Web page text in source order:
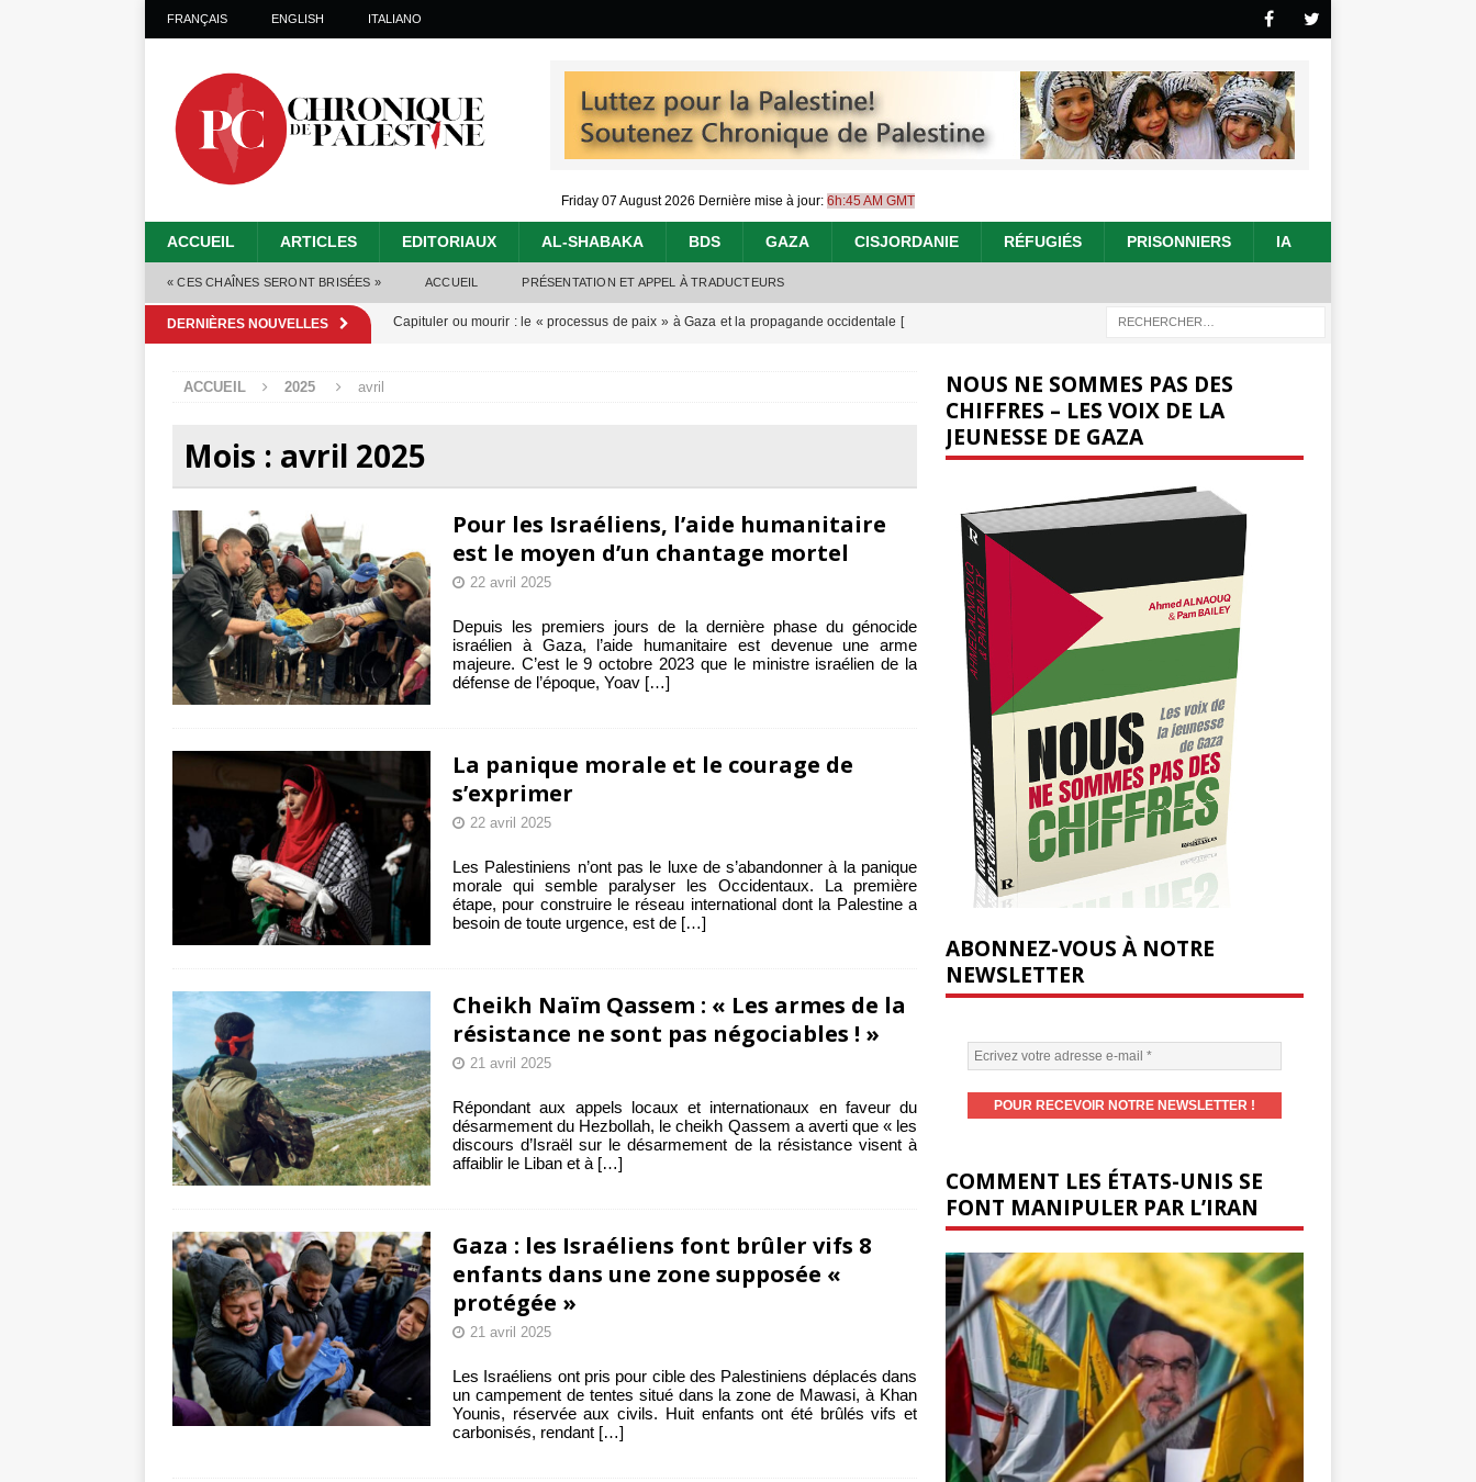
FRANÇAIS ENGLISH ITALIANO
Friday 07 August 2026 Dernière mise à jour: 6h:45 AM GMT
ACCUEIL ARTICLES EDITORIAUX AL-SHABAKA BDS GAZA CISJORDANIE RÉFUGIÉS PRISONNIERS IA
« CES CHAÎNES SERONT BRISÉES » ACCUEIL PRÉSENTATION ET APPEL À TRADUCTEURS
DERNIÈRES NOUVELLES Capituler ou mourir : le « processus de paix » à Gaza et la propagande occidentale [
Alors que Trump annonce un « accord de paix » à Gaza, les Israéliens multiplie les
Gaza : les Israéliens bombardent des entrepôts de médicaments, aggravant ainsi la
crise sanitaire déjà dramatique
ACCUEIL 2025 avril
Mois : avril 2025
Pour les Israéliens, l’aide humanitaire
est le moyen d’un chantage mortel
22 avril 2025
Depuis les premiers jours de la dernière phase du génocide
israélien à Gaza, l’aide humanitaire est devenue une arme
majeure. C’est le 9 octobre 2023 que le ministre israélien de la
défense de l’époque, Yoav […]
La panique morale et le courage de
s’exprimer
22 avril 2025
Les Palestiniens n’ont pas le luxe de s’abandonner à la panique
morale qui semble paralyser les Occidentaux. La première
étape, pour construire le réseau international dont la Palestine a
besoin de toute urgence, est de […]
Cheikh Naïm Qassem : « Les armes de la
résistance ne sont pas négociables ! »
21 avril 2025
Répondant aux appels locaux et internationaux en faveur du
désarmement du Hezbollah, le cheikh Qassem a averti que « les
discours d’Israël sur le désarmement de la résistance visent à
affaiblir le Liban et à […]
Gaza : les Israéliens font brûler vifs 8
enfants dans une zone supposée «
protégée »
21 avril 2025
Les Israéliens ont pris pour cible des Palestiniens déplacés dans
un campement de tentes situé dans la zone de Mawasi, à Khan
Younis, réservée aux civils. Huit enfants ont été brûlés vifs et
carbonisés, rendant […]
NOUS NE SOMMES PAS DES
CHIFFRES – LES VOIX DE LA
JEUNESSE DE GAZA
ABONNEZ-VOUS À NOTRE
NEWSLETTER
COMMENT LES ÉTATS-UNIS SE
FONT MANIPULER PAR L’IRAN